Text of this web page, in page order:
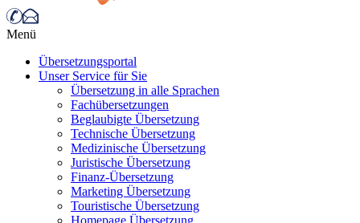
Menü
Übersetzungsportal
Unser Service für Sie
Übersetzung in alle Sprachen
Fachübersetzungen
Beglaubigte Übersetzung
Technische Übersetzung
Medizinische Übersetzung
Juristische Übersetzung
Finanz-Übersetzung
Marketing Übersetzung
Touristische Übersetzung
Homepage Übersetzung